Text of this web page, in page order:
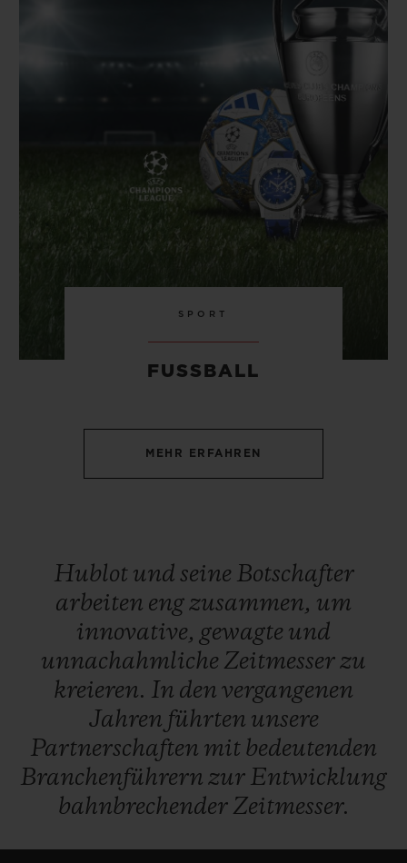
SPORT
FUSSBALL
MEHR ERFAHREN
Hublot und seine Botschafter
arbeiten engzusammen, um
innovative, gewagte und
unnachahmliche Zeitmesserzu
kreieren. In den vergangenen
Jahren führten unsere
Partnerschaften mit bedeutenden
Branchenführern zur Entwicklung
bahnbrechender Zeitmesser.
SPIRIT OF BIG
ESSENTIAL
EXKLUSIVE DIENSTLEISTUNGEN
HUBLOTISTA UND GARANTIEVERLÄNGERUNG
VORAUSSICHTLICHE LIEFERZEIT
SICHERE BEZAHLUNG
EINE BOUTIQUE FINDEN